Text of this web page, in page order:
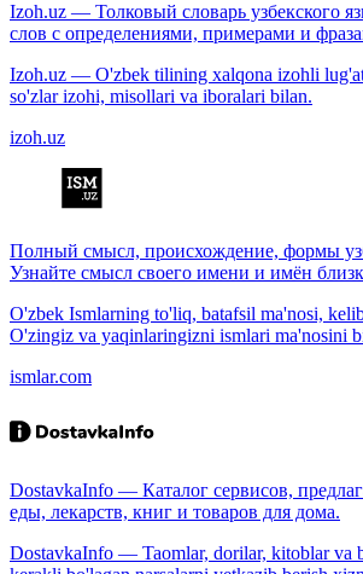
Izoh.uz — Толковый словарь узбекского
слов с определениями, примерами и
Izoh.uz — O'zbek tilining xalqona izohli
so'zlar izohi, misollari va iboralari bilan.
izoh.uz
Полный смысл, происхождение, формы
Узнайте смысл своего имени и имён
O'zbek Ismlarning to'liq, batafsil ma'nosi,
O'zingiz va yaqinlaringizni ismlari ma'nosini
ismlar.com
DostavkaInfo — Каталог сервисов,
еды, лекарств, книг и товаров для дома.
DostavkaInfo — Taomlar, dorilar, kitoblar va